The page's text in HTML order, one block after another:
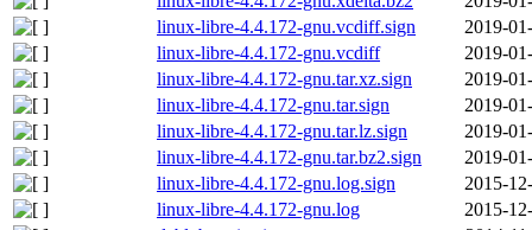
linux-libre-4.4.172-gnu.vcdiff.sign
2019-
linux-libre-4.4.172-gnu.vcdiff
2019-
linux-libre-4.4.172-gnu.tar.xz.sign
2019-
linux-libre-4.4.172-gnu.tar.sign
2019-
linux-libre-4.4.172-gnu.tar.lz.sign
2019-
linux-libre-4.4.172-gnu.tar.bz2.sign
2019-
linux-libre-4.4.172-gnu.log.sign
2015-
linux-libre-4.4.172-gnu.log
2015-